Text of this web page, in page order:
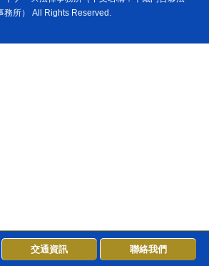
務所）
All Rights Reserved.
交通資訊 聯絡我們